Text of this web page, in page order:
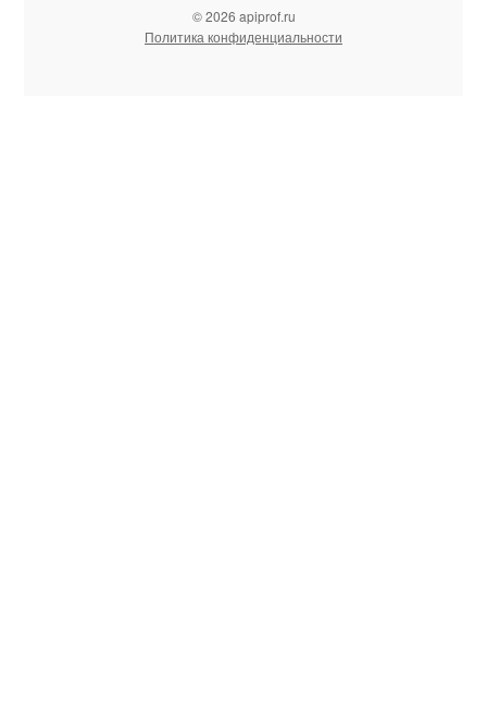
© 2026 apiprof.ru
Политика конфиденциальности